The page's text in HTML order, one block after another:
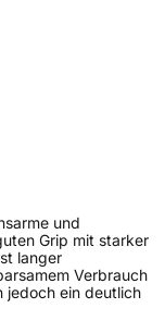
und
Grip mit starker
langer
Verbrauch
jedoch ein deutlich